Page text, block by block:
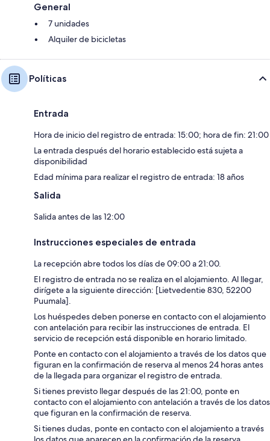
General
7 unidades
Alquiler de bicicletas
Políticas
Entrada
Hora de inicio del registro de entrada: 15:00; hora de fin: 21:00
La entrada después del horario establecido está sujeta a
disponibilidad
Edad mínima para realizar el registro de entrada: 18 años
Salida
Salida antes de las 12:00
Instrucciones especiales de entrada
La recepción abre todos los días de 09:00 a 21:00.
El registro de entrada no se realiza en el alojamiento. Al llegar,
dirígete a la siguiente dirección: [Lietvedentie 830, 52200
Puumala].
Los huéspedes deben ponerse en contacto con el alojamiento
con antelación para recibir las instrucciones de entrada. El
servicio de recepción está disponible en horario limitado.
Ponte en contacto con el alojamiento a través de los datos que
figuran en la confirmación de reserva al menos 24 horas antes
de la llegada para organizar el registro de entrada.
Si tienes previsto llegar después de las 21:00, ponte en
contacto con el alojamiento con antelación a través de los datos
que figuran en la confirmación de reserva.
Si tienes dudas, ponte en contacto con el alojamiento a través